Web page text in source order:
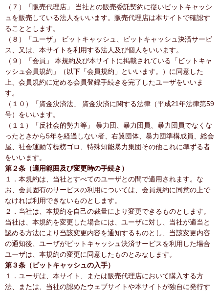
（７）「販売代理店」 当社との販売委託契約に従いビットキャッシ
ュを販売している法人をいいます。販売代理店は本サイトで確認す
ることとします。
（８）「ユーザ」 ビットキャッシュ、ビットキャッシュ決済サービ
ス、又は、本サイトを利用する法人及び個人をいいます。
（９）「会員」 本規約及び本サイトに掲載されている「ビットキャ
ッシュ会員規約」（以下「会員規約」といいます。）に同意した
上、会員規約に定める会員登録手続きを完了したユーザをいいま
す。
（１０）「資金決済法」 資金決済に関する法律（平成21年法律第59
号）をいいます。
（１１）「反社会的勢力等」 暴力団、暴力団員、暴力団員でなくな
ったときから5年を経過しない者、右翼団体、暴力団準構成員、総会
屋、社会運動等標榜ゴロ、特殊知能暴力集団その他これに準ずる者
をいいます。
第２条（適用範囲及び変更時の手続き）
１．本規約は、当社とすべてのユーザとの間で適用されます。な
お、会員固有のサービスの利用については、会員規約に同意の上で
なければ利用できないものとします。
２．当社は、本規約を自己の裁量により変更できるものとします。
当社は、本規約を変更した場合には、ユーザに対し、当社が適当と
認める方法により当該変更内容を通知するものとし、当該変更内容
の通知後、ユーザがビットキャッシュ決済サービスを利用した場合
ユーザは、本規約の変更に同意したものとみなします。
第３条（ビットキャッシュの入手）
１．ユーザは、本サイト、または販売代理店において購入する方
法、または、当社の認めたウェブサイトや本サイトが独自に発行す